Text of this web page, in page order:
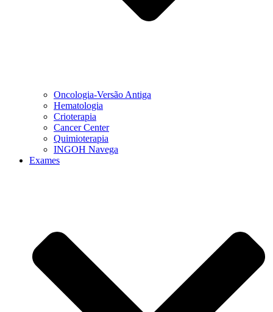
Oncologia-Versão Antiga
Hematologia
Crioterapia
Cancer Center
Quimioterapia
INGOH Navega
Exames